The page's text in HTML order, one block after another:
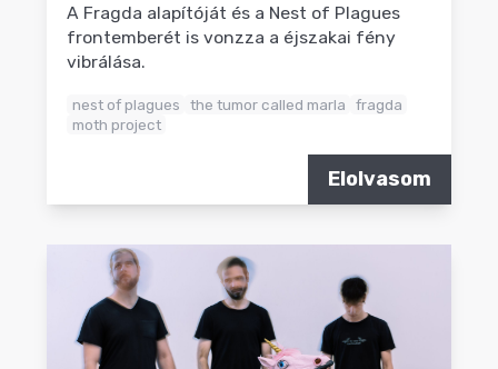
A Fragda alapítóját és a Nest of Plagues
frontemberét is vonzza a éjszakai fény
vibrálása.
nest of plagues the tumor called marla
fragda
moth project
Elolvasom